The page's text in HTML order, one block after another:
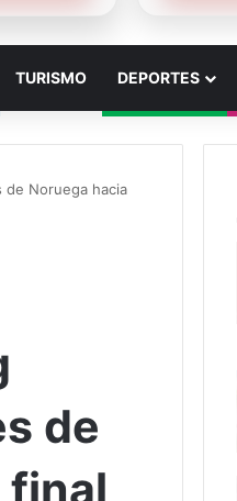
TURISMO DEPORTES
de Noruega hacia
de
final